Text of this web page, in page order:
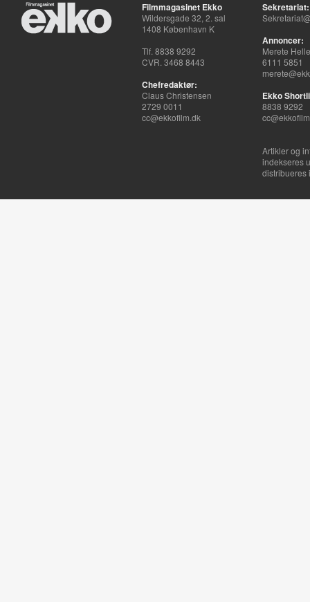
Filmmagasinet Ekko
Wildersgade 32, 2. sal
1408 København K
Tlf. 8838 9292
CVR. 3468 8443
Chefredaktør:
Claus Christensen
2729 0011
cc@ekkofilm.dk
Sekretariat:
Annoncer:
Merete
6111 5851
Ekko
8838 9292
Artikler og
indekseres
distribueres